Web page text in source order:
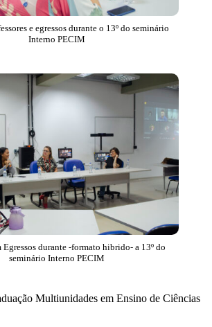
e egressos durante o 13º do seminário
Interno PECIM
durante -formato hibrido- a 13º do
seminário Interno PECIM
Multiunidades em Ensino de Ciências